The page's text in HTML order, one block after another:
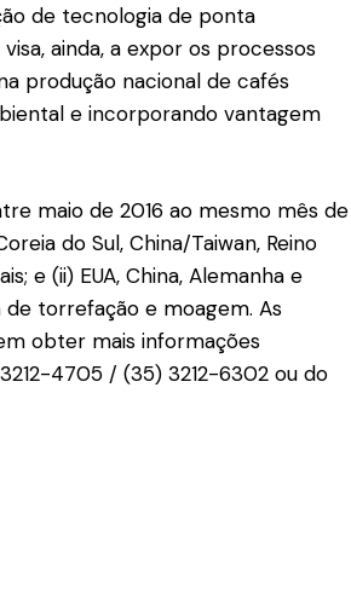
de tecnologia de ponta
ainda, a expor os processos
produção nacional de cafés
e incorporando vantagem
maio de 2016 ao mesmo mês de
do Sul, China/Taiwan, Reino
e (ii) EUA, China, Alemanha e
de torrefação e moagem. As
obter mais informações
4705 / (35) 3212-6302 ou do